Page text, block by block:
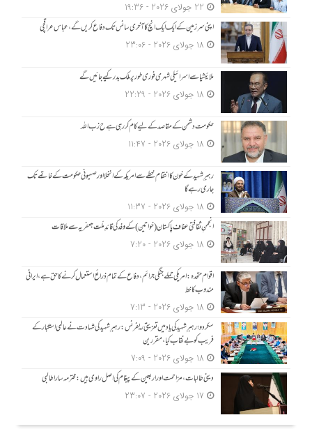
22 جولای 2026 - 19:36
اپنی سرزمین کے ایک ایک انچ کا آخری سانس تک دفاع کریں گے، عباس عراقچی
18 جولای 2026 - 23:06
ملائیشیا سے اسرائیلی شہری فوری طور پر ملک بدر کیے جائیں گے
18 جولای 2026 - 22:29
حکومت دشمن کے مقاصد کے لیے کام کر رہی ہے ح زب ا للہ
18 جولای 2026 - 11:47
رہبرِ شہید کے خون کا انتقام خطے سے امریکہ کے انخلا اور صہیونی حکومت کے خاتمے تک
جاری رہے گا
18 جولای 2026 - 11:37
انجمنِ ثقافتی عفاف پاکستان (خواتین) کے وفد کی قائدِ ملّت جعفریہ سے ملاقات
18 جولای 2026 - 7:20
اقوام متحدہ: امریکی حملے جنگی جرائم، دفاع کے تمام ذرائع استعمال کرنے کا حق ہے، ایرانی
مندوب کا خط
18 جولای 2026 - 7:13
سکردو؛ رہبرِ شہید کی یاد میں تعزیتی ریفرنس: رہبرِ شہید کی شہادت نے عالمی استکبار کے
فریب کو بے نقاب کیا، مقررین
18 جولای 2026 - 7:09
دینی طالبات، مزاحمت اور اربعین کے پیغام کی اصل راوی ہیں: محترمہ سارا طالبی
17 جولای 2026 - 23:07